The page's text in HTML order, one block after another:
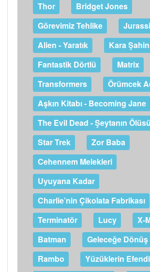
Thor
Bridget Jones
Görevimiz Tehlike
Alien - Yaratık
Kara
Fantastik Dörtlü
Matrix
Transformers
Örümcek
Aşkın Kitabı - Becoming Jane
The Evil Dead - Şeytanın Ölüsü
Star Trek
Zor Baba
Cehennem Melekleri
Uyuyana Kadar
Charlie’nin Çikolata Fabrikası
Terminatör
Lucy
X-
Batman
Geleceğe Dönüş
Rambo
Yüzüklerin